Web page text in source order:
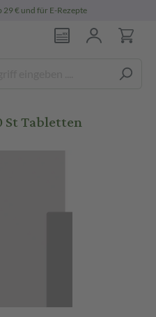
29 € und für E-Rezepte
St Tabletten